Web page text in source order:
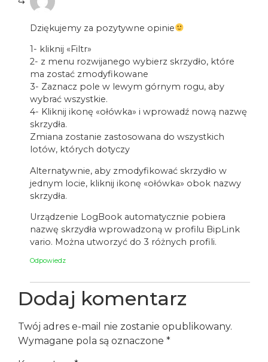
Dziękujemy za pozytywne opinie
1- kliknij «Filtr»
2- z menu rozwijanego wybierz skrzydło, które
ma zostać zmodyfikowane
3- Zaznacz pole w lewym górnym rogu, aby
wybrać wszystkie.
4- Kliknij ikonę «ołówka» i wprowadź nową nazwę
skrzydła.
Zmiana zostanie zastosowana do wszystkich
lotów, których dotyczy
Alternatywnie, aby zmodyfikować skrzydło w
jednym locie, kliknij ikonę «ołówka» obok nazwy
skrzydła.
Urządzenie LogBook automatycznie pobiera
nazwę skrzydła wprowadzoną w profilu BipLink
vario. Można utworzyć do 3 różnych profili.
Odpowiedz
Dodaj komentarz
Twój adres e-mail nie zostanie opublikowany.
Wymagane pola są oznaczone *